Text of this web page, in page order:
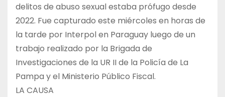
delitos de abuso sexual estaba prófugo desde
2022. Fue capturado este miércoles en horas de
la tarde por Interpol en Paraguay luego de un
trabajo realizado por la Brigada de
Investigaciones de la UR II de la Policía de La
Pampa y el Ministerio Público Fiscal.
LA CAUSA